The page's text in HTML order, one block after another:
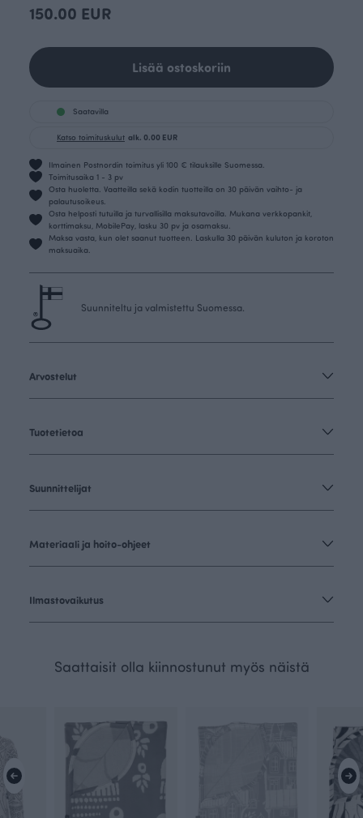
150.00 EUR
Lisää ostoskoriin
Saatavilla
Katso toimituskulut alk. 0.00 EUR
Ilmainen Postnordin toimitus yli 100 € tilauksille Suomessa.
Toimitusaika 1 - 3 pv
Osta huoletta. Vaatteilla sekä kodin tuotteilla on 30 päivän vaihto- ja
palautusoikeus.
Osta helposti tutuilla ja turvallisilla maksutavoilla. Mukana verkkopankit,
korttimaksu, MobilePay, lasku 30 pv ja osamaksu.
Maksa vasta, kun olet saanut tuotteen. Laskulla 30 päivän kuluton ja koroton
maksuaika.
Suunniteltu ja valmistettu Suomessa.
Arvostelut
Tuotetietoa
Suunnittelijat
Materiaali ja hoito-ohjeet
Ilmastovaikutus
Saattaisit olla kiinnostunut myös näistä